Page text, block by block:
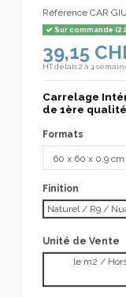
Référence CAR
Sur commande (2
39,15
HTdélais 2 à 4
Carrelage
de 1ère
Formats
Finition
Naturel / R9 /
Unité de Vente
le m2 /